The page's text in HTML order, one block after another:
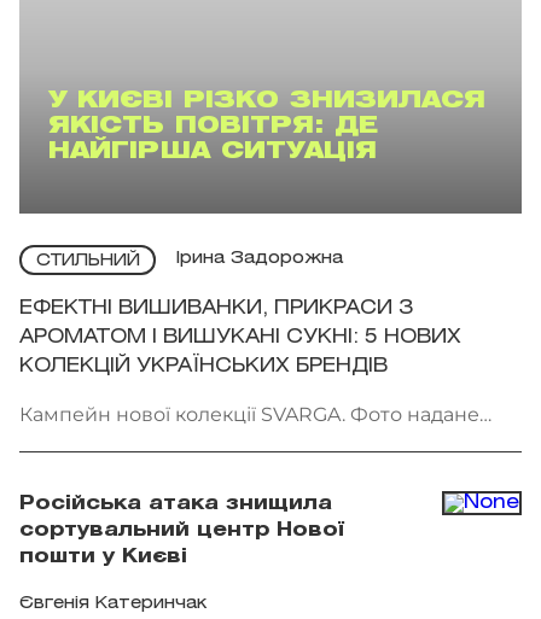
У КИЄВІ РІЗКО ЗНИЗИЛАСЯ
ЯКІСТЬ ПОВІТРЯ: ДЕ
НАЙГІРША СИТУАЦІЯ
СТИЛЬНИЙ Ірина Задорожна
ЕФЕКТНІ ВИШИВАНКИ, ПРИКРАСИ З
АРОМАТОМ І ВИШУКАНІ СУКНІ: 5 НОВИХ
КОЛЕКЦІЙ УКРАЇНСЬКИХ БРЕНДІВ
Кампейн нової колекції SVARGA. Фото надане
Російська атака знищила
сортувальний центр Нової
пошти у Києві
Євгенія Катеринчак